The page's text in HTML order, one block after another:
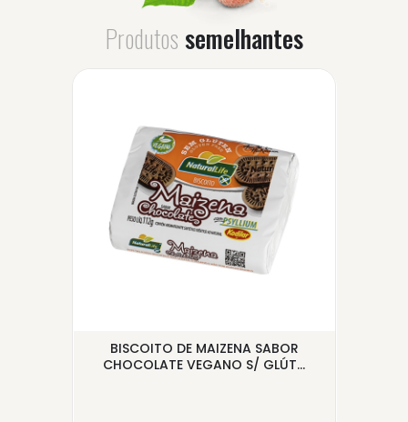
Produtos semelhantes
BISCOITO DE MAIZENA SABOR
CHOCOLATE VEGANO S/ GLÚT...